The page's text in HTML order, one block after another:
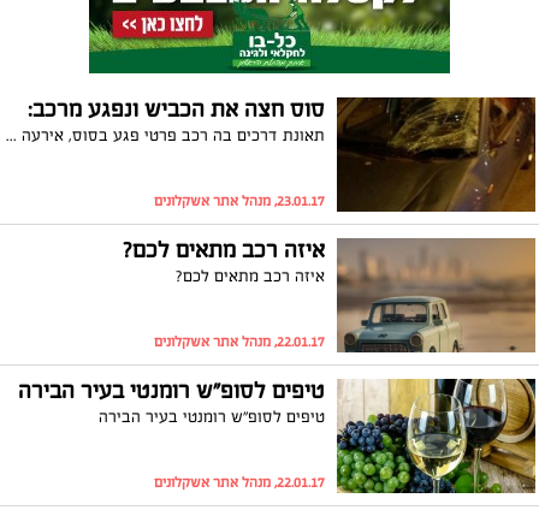
סוס חצה את הכביש ונפגע מרכב:
תאונת דרכים בה רכב פרטי פגע בסוס, אירעה אמש (ראשון) באשקלון. נהג הרכב נפצע באורח קל-בינוני, הסוס ספג גם כן פגיעה ווטרינר הוזמן לטפל בו. המשטרה מנסה לאתר את בעליו
23.01.17, מנהל אתר אשקלונים
איזה רכב מתאים לכם?
איזה רכב מתאים לכם?
22.01.17, מנהל אתר אשקלונים
טיפים לסופ"ש רומנטי בעיר הבירה
טיפים לסופ"ש רומנטי בעיר הבירה
22.01.17, מנהל אתר אשקלונים